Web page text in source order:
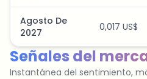
Agosto De
2027
0,017 US$
Señales del
Instantánea del sentimiento,